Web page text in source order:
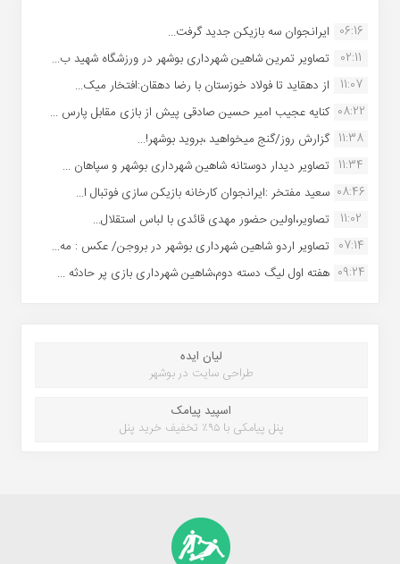
06:16 ایرانجوان سه بازیکن جدید گرفت...
02:11
تصاویر تمرین شاهین شهردارى بوشهر در ورزشگاه شهید ب...
11:07
از دهقاید تا فولاد خوزستان با رضا دهقان:افتخار میک...
08:22 کنایه عجیب امیر حسین صادقی پیش از بازی مقابل پارس ...
11:38 گزارش روز/گنج میخواهید ،بروید بوشهر!...
11:34 تصاویر دیدار دوستانه شاهین شهردارى بوشهر و سپاهان ...
08:46 سعید مفتخر :ایرانجوان کارخانه بازیکن سازی فوتبال ا...
11:02
تصاویر،اولین حضور مهدی قائدی با لباس استقلال...
07:14 تصاویر اردو شاهین شهرداری بوشهر در بروجن/ عکس : مه...
09:24 هفته اول لیگ دسته دوم،شاهین شهرداری بازی پر حادثه ...
لیان ایده
طراحی سایت در بوشهر
اسپید پیامک
پنل پیامکی با ۹۵٪ تخفیف خرید پنل